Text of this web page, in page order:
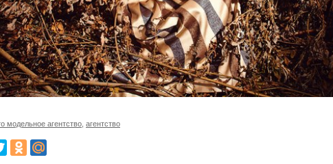
модельное агентство агентство